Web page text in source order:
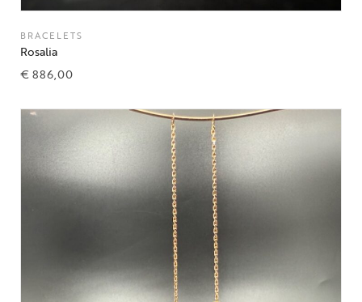
BRACELETS
Rosalia
€886,00